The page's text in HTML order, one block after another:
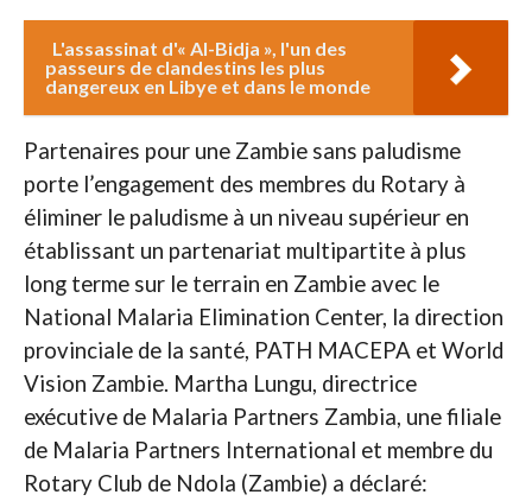
L'assassinat d'« Al-Bidja », l'un des
passeurs de clandestins les plus
dangereux en Libye et dans le monde
Partenaires pour une Zambie sans paludisme
porte l’engagement des membres du Rotary à
éliminer le paludisme à un niveau supérieur en
établissant un partenariat multipartite à plus
long terme sur le terrain en Zambie avec le
National Malaria Elimination Center, la direction
provinciale de la santé, PATH MACEPA et World
Vision Zambie. Martha Lungu, directrice
exécutive de Malaria Partners Zambia, une filiale
de Malaria Partners International et membre du
Rotary Club de Ndola (Zambie) a déclaré: